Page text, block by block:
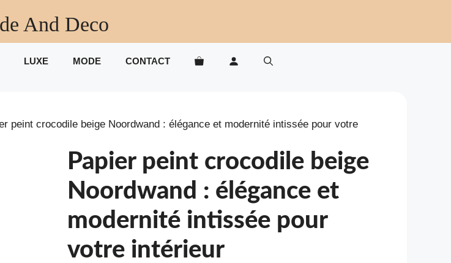
And Deco
LUXE MODE CONTACT
peint crocodile beige Noordwand : élégance et modernité intissée pour votre
Papier peint crocodile beige
Noordwand : élégance et
modernité intissée pour
votre intérieur